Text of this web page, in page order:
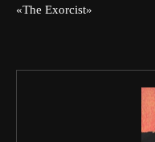
«The Exorcist»